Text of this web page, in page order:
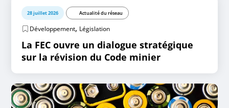
28 juillet 2026 Actualité du réseau
Développement, Législation
La FEC ouvre un dialogue stratégique
sur la révision du Code minier